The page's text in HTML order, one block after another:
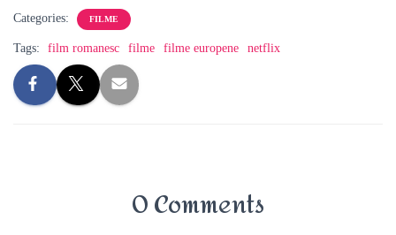
Categories: FILME
Tags: film romanesc filme filme europene netflix
0 Comments